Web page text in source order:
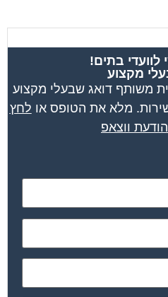
לוועדי בתים!
מקצוע
משותף דואג שבעלי מקצוע
שירות. מלא את הטופס או לחץ
ווצאפ